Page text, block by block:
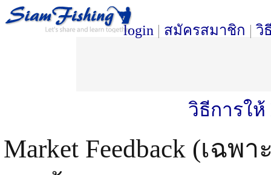
login | สมัครสมาชิก | วิ
วิธีการให้
Market Feedback (เฉ